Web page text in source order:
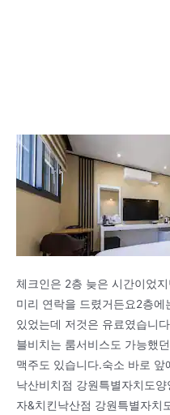
체크인은 2층 늦은 시간이었
미리 연락을 드렸거든요2층
있었는데 저것은 유료였습니
블비치는 룸서비스도 가능했
맥주도 있습니다.숙소 바로
낙산비치점 강원특별자치도
자&치킨낙산점 강원특별자치